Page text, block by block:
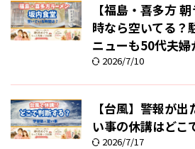
【福島・喜多方
時なら空いてる？
ニューも50代夫婦
2026/7/10
【台風】警報が
い事の休講はどこ
2026/7/17